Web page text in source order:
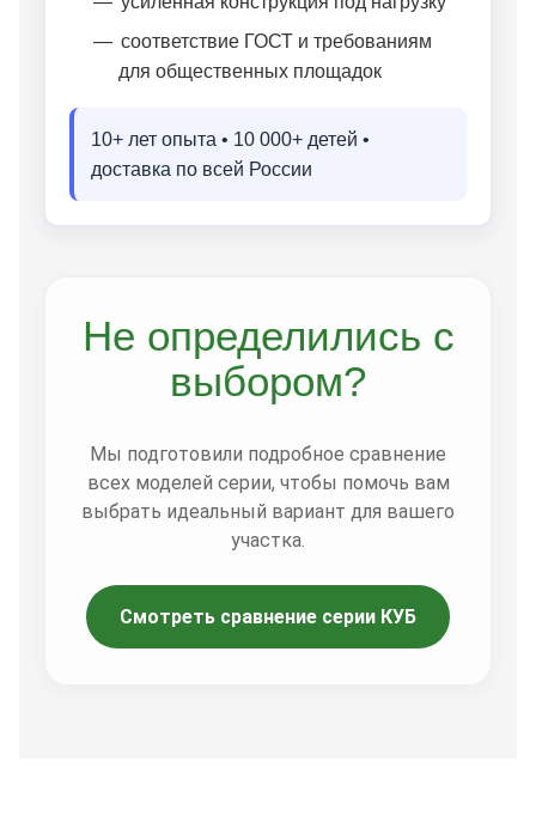
соответствие ГОСТ и требованиям
для общественных площадок
10+ лет опыта • 10 000+ детей •
доставка по всей России
Не определились с
выбором?
Мы подготовили подробное сравнение
всех моделей серии, чтобы помочь вам
выбрать идеальный вариант для вашего
участка.
Смотреть сравнение серии КУБ